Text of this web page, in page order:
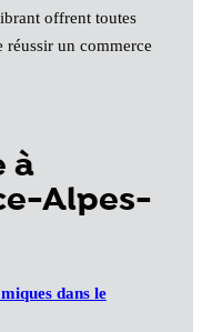
offrent toutes
réussir un commerce
à
Alpes-
dans le